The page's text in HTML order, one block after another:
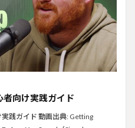
者向け実践ガイド
践ガイド 動画出典: Getting